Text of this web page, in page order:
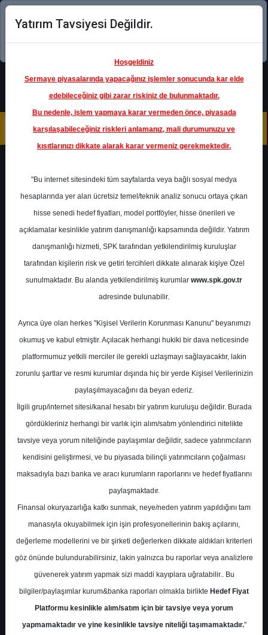
Şimdi uygulamayı indirin!
SAHOL- HACI ÖMER SABANCI
HOLDİNG A.Ş.
Hedef Fiyat 183.00 ₺
Getiri
%107.84
0 0
En Yüksek Tahmin
Ortalama Fiyat Tahmini
Ortalama Getiri Potansiyeli
Kurum Sayısı
8
5 3
Yatırım Tavsiyesi Değildir.
Hoşgeldiniz
Sermaye piyasalarında yapacağınız işlemler sonucunda kar elde
edebileceğiniz gibi zarar riskiniz de bulunmaktadır.
Bu nedenle, işlem yapmaya karar vermeden önce, piyasada
karşılaşabileceğiniz riskleri anlamanız, mali durumunuzu ve
kısıtlarınızı dikkate alarak karar vermeniz gerekmektedir.
"Bu internet sitesindeki tüm sayfalarda veya bağlı sosyal medya
hesaplarında yer alan ücretsiz temel/teknik analiz sonucu ortaya çıkan
hisse senedi hedef fiyatları, model portföyler, hisse önerileri ve
açıklamalar kesinlikle yatırım danışmanlığı kapsamında değildir. Yatırım
danışmanlığı hizmeti, SPK tarafından yetkilendirilmiş kuruluşlar
tarafından kişilerin risk ve getiri tercihleri dikkate alınarak kişiye Özel
sunulmaktadır. Bu alanda yetkilendirilmiş kurumlar www.spk.gov.tr
adresinde bulunabilir.
Ayrıca üye olan herkes "Kişisel Verilerin Korunması Kanunu" beyanımızı
okumuş ve kabul etmiştir. Açılacak herhangi hukiki bir dava neticesinde
platformumuz yetkili merciler ile gerekli uzlaşmayı sağlayacaktır, lakin
zorunlu şartlar ve resmi kurumlar dışında hiç bir yerde Kişisel Verilerinizin
paylaşılmayacağını da beyan ederiz.
İlgili grup/internet sitesi/kanal hesabı bir yatırım kuruluşu değildir. Burada
gördükleriniz herhangi bir varlık için alım/satım yönlendirici nitelikte
tavsiye veya yorum niteliğinde paylaşımlar değildir, sadece yatırımcıların
kendisini geliştirmesi, ve bu piyasada bilinçli yatırımcıların çoğalması
maksadıyla bazı banka ve aracı kurumların raporlarını ve hedef fiyatlarını
paylaşmaktadır.
Finansal okuryazarlığa katkı sunmak, neye/neden yatırım yapıldığını tam
manasıyla okuyabilmek için işin profesyonellerinin bakış açılarını,
değerleme modellerini ve bir şirketi değerlerken dikkate aldıkları kriterleri
göz önünde bulundurabilirsiniz, lakin yalnızca bu raporlar veya analizlere
güvenerek yatırım yapmak sizi maddi kayıplara uğratabilir.. Bu
bilgiler/paylaşımlar kurum&banka raporları olmakla birlikte Hedef Fiyat
Platformu kesinlikle alım/satım için bir tavsiye veya yorum
yapmamaktadır ve yine kesinlikle tavsiye niteliği taşımamaktadır."